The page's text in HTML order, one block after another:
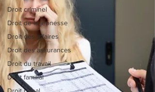
Droit criminel
Droit de la jeunesse
Droit des affaires
Droit des assurances
Droit du travail
Droit familial